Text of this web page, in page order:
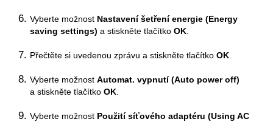
Vyberte možnost Nastavení šetření energie (Energy
saving settings) a stiskněte tlačítkoOK
Přečtěte si uvedenou zprávu a stiskněte tlačítkoOK
Vyberte možnostAutomat. vypnutí (Auto power off)
a stiskněte tlačítkoOK
Vyberte možnost Použití síťového adaptéru (Using AC